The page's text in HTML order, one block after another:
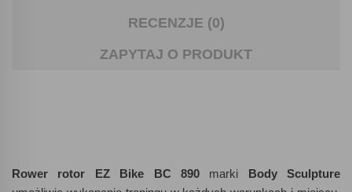
RECENZJE (0)
ZAPYTAJ O PRODUKT
Rower rotor EZ Bike BC 890marki Body Sculpture